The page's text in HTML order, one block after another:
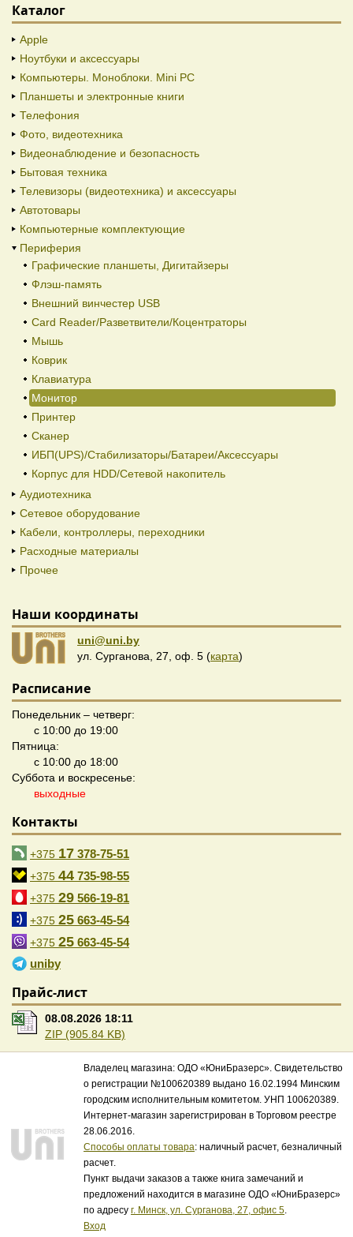
Каталог
Apple
Ноутбуки и аксессуары
Компьютеры. Моноблоки. Mini PC
Планшеты и электронные книги
Телефония
Фото, видеотехника
Видеонаблюдение и безопасность
Бытовая техника
Телевизоры (видеотехника) и аксессуары
Автотовары
Компьютерные комплектующие
Периферия
Графические планшеты, Дигитайзеры
Флэш-память
Внешний винчестер USB
Card Reader/Разветвители/Коцентраторы
Мышь
Коврик
Клавиатура
Монитор
Принтер
Сканер
ИБП(UPS)/Стабилизаторы/Батареи/Аксессуары
Корпус для HDD/Cетевой накопитель
Аудиотехника
Сетевое оборудование
Кабели, контроллеры, переходники
Расходные материалы
Прочее
Наши координаты
uni@uni.by
ул. Сурганова, 27, оф. 5 (карта)
Расписание
Понедельник – четверг:
с 10:00 до 19:00
Пятница:
с 10:00 до 18:00
Суббота и воскресенье:
выходные
Контакты
+375 17 378-75-51
+375 44 735-98-55
+375 29 566-19-81
+375 25 663-45-54
+375 25 663-45-54
uniby
Прайс-лист
08.08.2026 18:11
ZIP (905.84 KB)
Владелец магазина: ОДО «ЮниБразерс». Свидетельство
о регистрации №100620389 выдано 16.02.1994 Минским
городским исполнительным комитетом. УНП 100620389.
Интернет-магазин зарегистрирован в Торговом реестре
28.06.2016.
Способы оплаты товара: наличный расчет, безналичный
расчет.
Пункт выдачи заказов а также книга замечаний и
предложений находится в магазине ОДО «ЮниБразерс»
по адресу г. Минск, ул. Сурганова, 27, офис 5.
Вход